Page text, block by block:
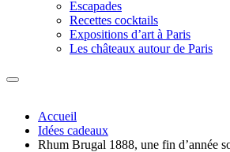
Escapades
Recettes cocktails
Expositions d’art à Paris
Les châteaux autour de Paris
Accueil
Idées cadeaux
Rhum Brugal 1888, une fin d’année